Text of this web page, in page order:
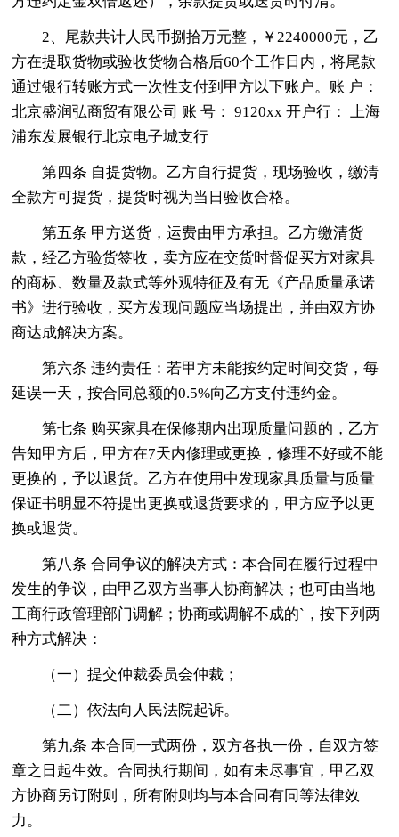
2、尾款共计人民币捌拾万元整，￥2240000元，乙
方在提取货物或验收货物合格后60个工作日内，将尾款
通过银行转账方式一次性支付到甲方以下账户。账 户：
北京盛润弘商贸有限公司 账 号： 9120xx 开户行： 上海
浦东发展银行北京电子城支行
第四条 自提货物。乙方自行提货，现场验收，缴清
全款方可提货，提货时视为当日验收合格。
第五条 甲方送货，运费由甲方承担。乙方缴清货
款，经乙方验货签收，卖方应在交货时督促买方对家具
的商标、数量及款式等外观特征及有无《产品质量承诺
书》进行验收，买方发现问题应当场提出，并由双方协
商达成解决方案。
第六条 违约责任：若甲方未能按约定时间交货，每
延误一天，按合同总额的0.5%向乙方支付违约金。
第七条 购买家具在保修期内出现质量问题的，乙方
告知甲方后，甲方在7天内修理或更换，修理不好或不能
更换的，予以退货。乙方在使用中发现家具质量与质量
保证书明显不符提出更换或退货要求的，甲方应予以更
换或退货。
第八条 合同争议的解决方式：本合同在履行过程中
发生的争议，由甲乙双方当事人协商解决；也可由当地
工商行政管理部门调解；协商或调解不成的`，按下列两
种方式解决：
（一）提交仲裁委员会仲裁；
（二）依法向人民法院起诉。
第九条 本合同一式两份，双方各执一份，自双方签
章之日起生效。合同执行期间，如有未尽事宜，甲乙双
方协商另订附则，所有附则均与本合同有同等法律效
力。